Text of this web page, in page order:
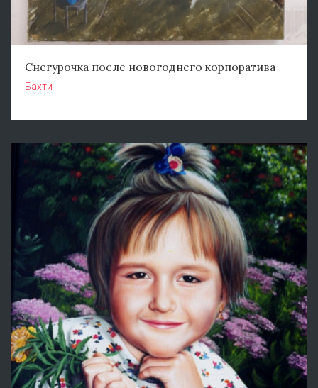
Снегурочка после новогоднего корпоратива
Бахти